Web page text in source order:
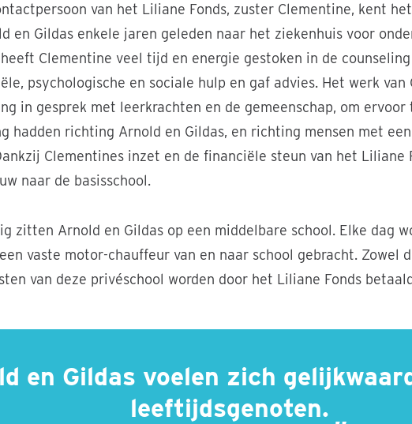
e
o
a
f
van het Liliane Fonds, zuster Clementine, kent
en Gildas enkele jaren geleden naar het ziekenhuis voor
Clementine veel tijd en energie gestoken in de
psychologische en sociale hulp en gaf advies. Het werk van
in gesprek met leerkrachten en de gemeenschap, om
hadden richting Arnold en Gildas, en richting mensen met
Clementines inzet en de financiële steun van het Liliane
naar de basisschool.
zitten Arnold en Gildas op een middelbare school. Elke dag
vaste motor-chauffeur van en naar school gebracht. Zowel
van deze privéschool worden door het Liliane Fonds
en Gildas voelen zich
leeftijdsgenoten.